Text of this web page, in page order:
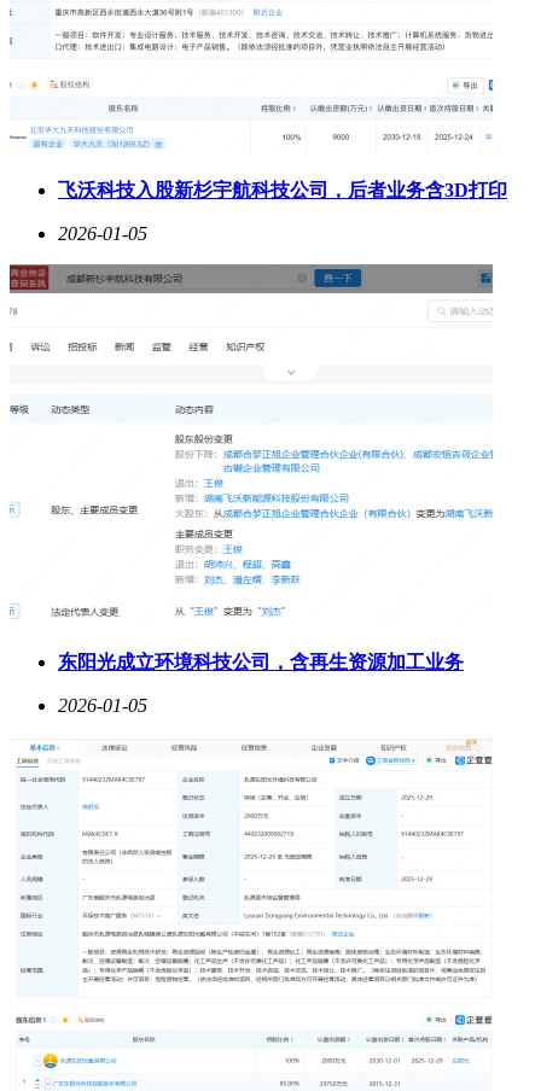
飞沃科技入股新杉宇航科技公司，后者业务含3D打印
2026-01-05
东阳光成立环境科技公司，含再生资源加工业务
2026-01-05